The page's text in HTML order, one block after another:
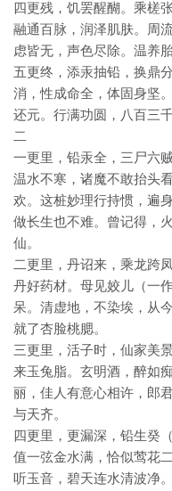
四更残，饥罢醒醐。乘槎
融通百脉，润泽肌肤。周
虑皆无，声色尽除。温养
五更终，添汞抽铅，换鼎
消，性成命全，体固身坚
还元。行满功圆，八百三
二
一更里，铅汞全，三尸六
温水不寒，诸魔不敢抬头
欢。这桩妙理行持惯，遍
做长生也不难。曾记得，
仙。
二更里，丹诏来，乘龙跨
丹好药材。母见姣儿（一
呆。清虚地，不染埃，从
就了杏脸桃腮。
三更里，活子时，仙家美
来玉兔脂。玄明酒，醉如
丽，佳人有意心相许，郎
与天齐。
四更里，更漏深，铅生癸
值一弦金水满，恰似莺花
听玉音，碧天连水清波净